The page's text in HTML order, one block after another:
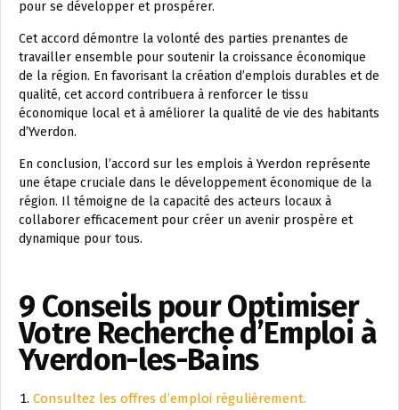
pour se développer et prospérer.
Cet accord démontre la volonté des parties prenantes de
travailler ensemble pour soutenir la croissance économique
de la région. En favorisant la création d’emplois durables et de
qualité, cet accord contribuera à renforcer le tissu
économique local et à améliorer la qualité de vie des habitants
d’Yverdon.
En conclusion, l’accord sur les emplois à Yverdon représente
une étape cruciale dans le développement économique de la
région. Il témoigne de la capacité des acteurs locaux à
collaborer efficacement pour créer un avenir prospère et
dynamique pour tous.
9 Conseils pour Optimiser
Votre Recherche d’Emploi à
Yverdon-les-Bains
Consultez les offres d’emploi régulièrement.